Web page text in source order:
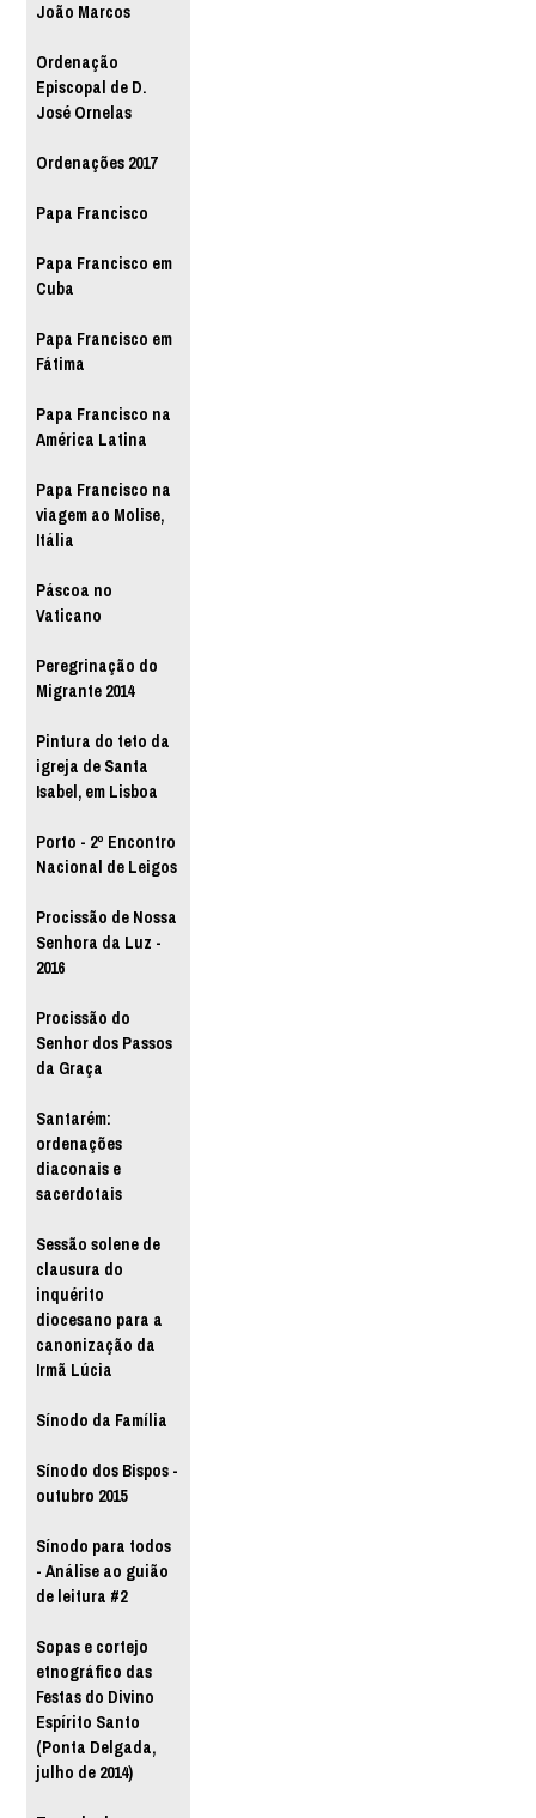
João Marcos
Ordenação
Episcopal de D.
José Ornelas
Ordenações 2017
Papa Francisco
Papa Francisco em
Cuba
Papa Francisco em
Fátima
Papa Francisco na
América Latina
Papa Francisco na
viagem ao Molise,
Itália
Páscoa no
Vaticano
Peregrinação do
Migrante 2014
Pintura do teto da
igreja de Santa
Isabel, em Lisboa
Porto - 2º Encontro
Nacional de Leigos
Procissão de Nossa
Senhora da Luz -
2016
Procissão do
Senhor dos Passos
da Graça
Santarém:
ordenações
diaconais e
sacerdotais
Sessão solene de
clausura do
inquérito
diocesano para a
canonização da
Irmã Lúcia
Sínodo da Família
Sínodo dos Bispos -
outubro 2015
Sínodo para todos
- Análise ao guião
de leitura #2
Sopas e cortejo
etnográfico das
Festas do Divino
Espírito Santo
(Ponta Delgada,
julho de 2014)